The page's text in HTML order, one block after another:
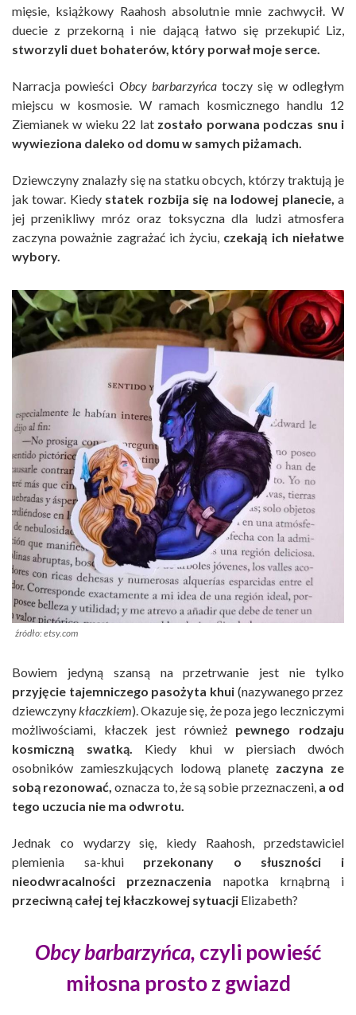
mięsie, książkowy Raahosh absolutnie mnie zachwycił. W
duecie z przekorną i nie dającą łatwo się przekupić Liz,
stworzyli duet bohaterów, który porwał moje serce.
Narracja powieści Obcy barbarzyńcatoczy się w odległym
miejscu w kosmosie. W ramach kosmicznego handlu 12
Ziemianek w wieku 22 lat zostało porwana podczas snu i
wywieziona daleko od domu w samych piżamach.
Dziewczyny znalazły się na statku obcych, którzy traktują je
jak towar. Kiedystatek rozbija się na lodowej planecie, a
jej przenikliwy mróz oraz toksyczna dla ludzi atmosfera
zaczyna poważnie zagrażać ich życiu, czekają ich niełatwe
wybory.
źródło: etsy.com
Bowiem jedyną szansą na przetrwanie jest nie tylko
przyjęcie tajemniczego pasożyta khui (nazywanego przez
dziewczyny kłaczkiem). Okazuje się, że poza jego leczniczymi
możliwościami, kłaczek jest również pewnego rodzaju
kosmiczną swatką.
Kiedy khui w piersiach dwóch
osobników zamieszkujących lodową planetę zaczyna ze
sobą rezonować, oznacza to, że są sobie przeznaczeni, a od
tego uczucia nie ma odwrotu.
Jednak co wydarzy się, kiedy Raahosh, przedstawiciel
plemienia sa-khuiprzekonany o słuszności i
nieodwracalności przeznaczenia napotka krnąbrną i
przeciwną całej tej kłaczkowej sytuacji Elizabeth?
Obcy barbarzyńca, czyli powieść
miłosna prosto z gwiazd